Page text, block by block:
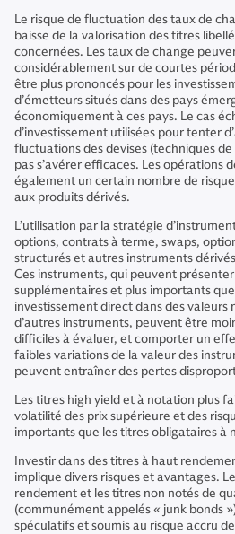
Le risque de fluctuation des taux de
baisse de la valorisation des titres
concernées. Les taux de change
considérablement sur de courtes
être plus prononcés pour les
d’émetteurs situés dans des pays
économiquement à ces pays. Le cas
d’investissement utilisées pour tenter
fluctuations des devises (techniques
pas s’avérer efficaces. Les opérations
également un certain nombre de
aux produits dérivés.
L’utilisation par la stratégie
options, contrats à terme, swaps,
structurés et autres instruments
Ces instruments, qui peuvent
supplémentaires et plus importants
investissement direct dans des valeurs
d’autres instruments, peuvent être
difficiles à évaluer, et comporter un
faibles variations de la valeur des
peuvent entraîner des pertes
Les titres high yield et à notation plus
volatilité des prix supérieure et des
importants que les titres obligataires à
Investir dans des titres à haut
implique divers risques et avantages.
rendement et les titres non notés de
(communément appelés « junk bonds
spéculatifs et soumis au risque accru